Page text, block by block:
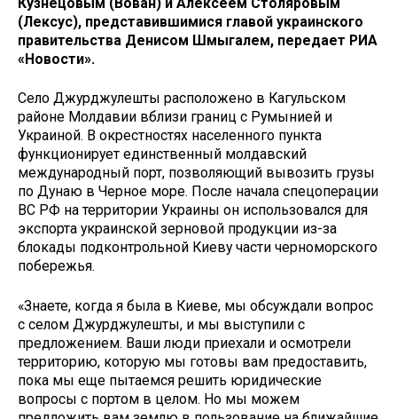
(Лексус), представившимися главой украинского
правительства Денисом Шмыгалем, передает РИА
«Новости».
Село Джурджулешты расположено в Кагульском
районе Молдавии вблизи границ с Румынией и
Украиной. В окрестностях населенного пункта
функционирует единственный молдавский
международный порт, позволяющий вывозить грузы
по Дунаю в Черное море. После начала спецоперации
ВС РФ на территории Украины он использовался для
экспорта украинской зерновой продукции из-за
блокады подконтрольной Киеву части черноморского
побережья.
«Знаете, когда я была в Киеве, мы обсуждали вопрос
с селом Джурджулешты, и мы выступили с
предложением. Ваши люди приехали и осмотрели
территорию, которую мы готовы вам предоставить,
пока мы еще пытаемся решить юридические
вопросы с портом в целом. Но мы можем